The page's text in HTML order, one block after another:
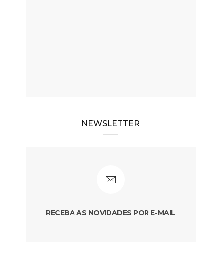
NEWSLETTER
RECEBA AS NOVIDADES POR E-MAIL